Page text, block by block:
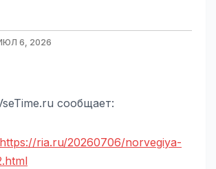
6, 2026
сообщает:
https://ria.ru/20260706/norvegiya-